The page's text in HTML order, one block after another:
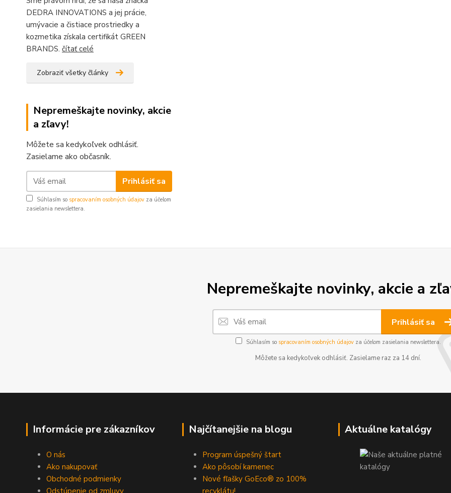
DEDRA INNOVATIONS a jej prácie,
umývacie a čistiace prostriedky a
kozmetika získala certifikát GREEN
BRANDS. čítať celé
Zobraziť všetky články
Nepremeškajte novinky, akcie
a zľavy!
Môžete sa kedykoľvek odhlásiť.
Zasielame ako občasník.
Prihlásiť sa
Súhlasím so spracovaním osobných údajov za účelom
zasielania newslettera.
Nepremeškajte novinky, akcie a
Prihlásiť sa
Súhlasím so spracovaním osobných údajov za účelom zasielania newslettera.
Môžete sa kedykoľvek odhlásiť. Zasielame raz za 14 dní.
Informácie pre zákazníkov
O nás
Ako nakupovať
Obchodné podmienky
Odstúpenie od zmluvy
Najčítanejšie na blogu
Program úspešný štart
Ako pôsobí kamenec
Nové fľašky GoEco® zo 100%
recyklátu!
Aktuálne katalógy